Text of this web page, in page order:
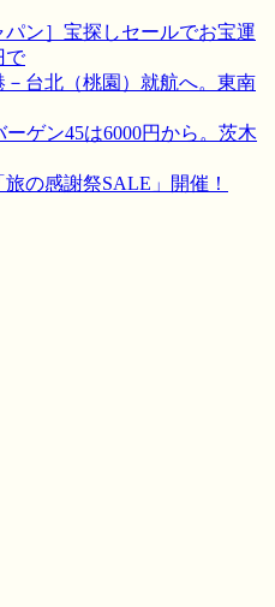
パン］宝探しセールでお宝運
で
－台北（桃園）就航へ。東南
ーゲン45は6000円から。茨木
の感謝祭SALE」開催！